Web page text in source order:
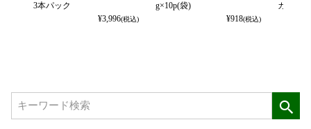
3本パック
¥3,996(税込)
g×10p(袋)
¥918(税込)
カット